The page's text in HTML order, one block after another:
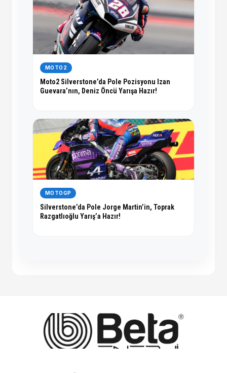
MOTO2
Moto2 Silverstone’da Pole Pozisyonu Izan
Guevara’nın, Deniz Öncü Yarışa Hazır!
MOTOGP
Silverstone’da Pole Jorge Martin’in, Toprak
Razgatlıoğlu Yarış’a Hazır!